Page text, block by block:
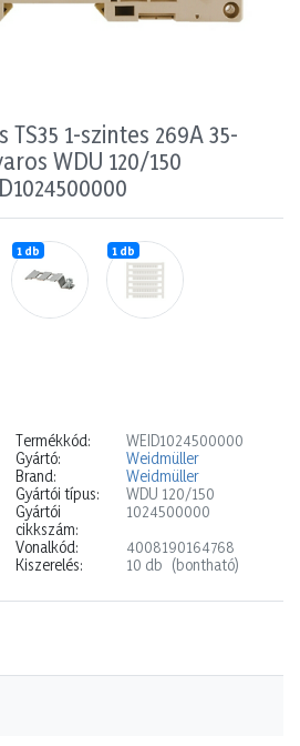
1-szintes 269A 35-
WDU 120/150
1 db 1 db
Termékkód:
WEID1024500000
Gyártó:
Weidmüller
Brand:
Weidmüller
Gyártói típus:
WDU 120/150
Gyártói
cikkszám:
1024500000
Vonalkód:
4008190164768
Kiszerelés:
10 db (bontható)